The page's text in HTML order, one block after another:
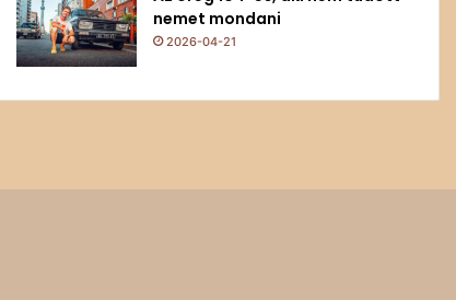
nemet mondani
2026-04-21